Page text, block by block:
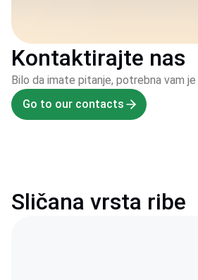
Kontaktirajte nas
Bilo da imate pitanje, potrebna vam
Go to our contacts
Sličana vrsta ribe